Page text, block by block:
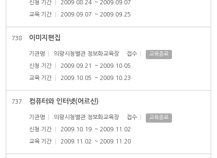
신청 기간 2009.08.24 ~ 2009.09.07
교육 기간 2009.09.07 ~ 2009.09.25
738 이미지편집
기관명 의왕시청별관 정보화교육장 접수 교육종료
신청 기간 2009.09.21 ~ 2009.10.05
교육 기간 2009.10.05 ~ 2009.10.23
737 컴퓨터와 인터넷(어르신)
기관명 의왕시청별관 정보화교육장 접수 교육종료
신청 기간 2009.10.19 ~ 2009.11.02
교육 기간 2009.11.02 ~ 2009.11.20